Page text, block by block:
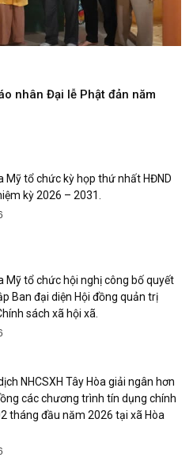
nhân Đại lễ Phật đản năm
Mỹ tổ chức kỳ họp thứ nhất HĐND
kỳ 2026 – 2031.
Mỹ tổ chức hội nghị công bố quyết
Ban đại diện Hội đồng quản trị
sách xã hội xã.
NHCSXH Tây Hòa giải ngân hơn
các chương trình tín dụng chính
tháng đầu năm 2026 tại xã Hòa